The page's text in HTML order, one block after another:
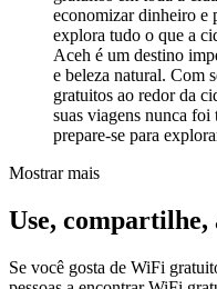
economizar dinheiro e
explora tudo o que a
Aceh é um destino
e beleza natural. Com
gratuitos ao redor da
suas viagens nunca foi
prepare-se para
Mostrar mais
Use, compartilhe,
Se você gosta de WiFi